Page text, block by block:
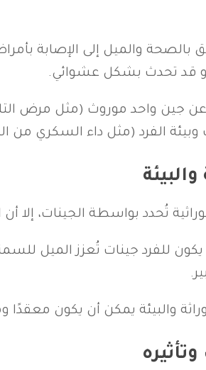
بالصحة والميل إلى الإصابة
أو قد تحدث بشكل عشوائي.
جين واحد موروث (مثل مرض
الفرد (مثل داء السكري من
تُحدد بواسطة الجينات، إلا
للفرد جينات تُعزز الميل
والبيئة يمكن أن يكون معقدًا